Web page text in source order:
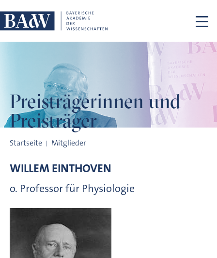
Preisträgerinnen und
Preisträger
Startseite Mitglieder
WILLEMEINTHOVEN
o. Professor für Physiologie